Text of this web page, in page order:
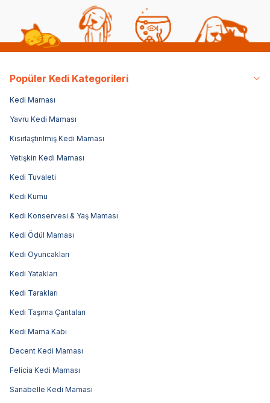
Popüler Kedi Kategorileri
Kedi Maması
Yavru Kedi Maması
Kısırlaştırılmış Kedi Maması
Yetişkin Kedi Maması
Kedi Tuvaleti
Kedi Kumu
Kedi Konservesi & Yaş Maması
Kedi Ödül Maması
Kedi Oyuncakları
Kedi Yatakları
Kedi Tarakları
Kedi Taşıma Çantaları
Kedi Mama Kabı
Decent Kedi Maması
Felicia Kedi Maması
Sanabelle Kedi Maması